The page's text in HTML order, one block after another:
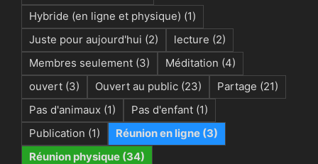
Hybride (en ligne et physique) (1)
Juste pour aujourd'hui (2) lecture (2)
Membres seulement (3) Méditation (4)
ouvert (3) Ouvert au public (23) Partage (21)
Pas d'animaux (1) Pas d'enfant (1)
Publication (1) Réunion en ligne (3)
Réunion physique (34)